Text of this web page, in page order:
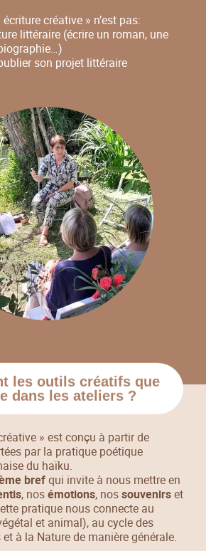
créative » n’est pas:
littéraire (écrire un roman, une
son projet littéraire
les outils créatifs que
dans les ateliers ?
» est conçu à partir de
par la pratique poétique
du haïku.
brefqui invite à nous mettre en
, nosémotions, nossouvenirset
pratique nous connecte au
et animal), au cycle des
et à la Nature de manière générale.